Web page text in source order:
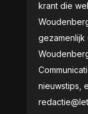
krant die
nieuwstips,